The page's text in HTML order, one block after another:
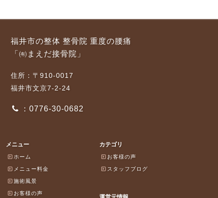
福井市の整体 整骨院 重度の腰痛
「㈲まえだ接骨院」
住所：〒910-0017
福井市文京7-2-24
：0776-30-0682
メニュー
ホーム
メニュー料金
施術風景
お客様の声
カテゴリ
お客様の声
スタッフブログ